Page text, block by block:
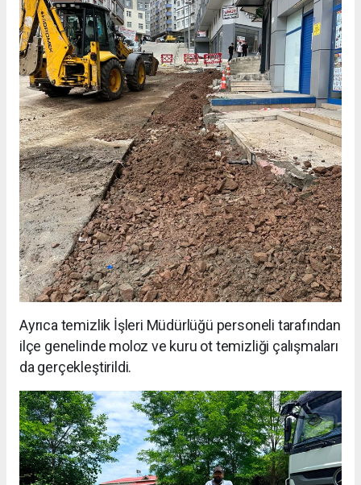
Ayrıca temizlik İşleri Müdürlüğü personeli tarafından
ilçe genelinde moloz ve kuru ot temizliği çalışmaları
da gerçekleştirildi.